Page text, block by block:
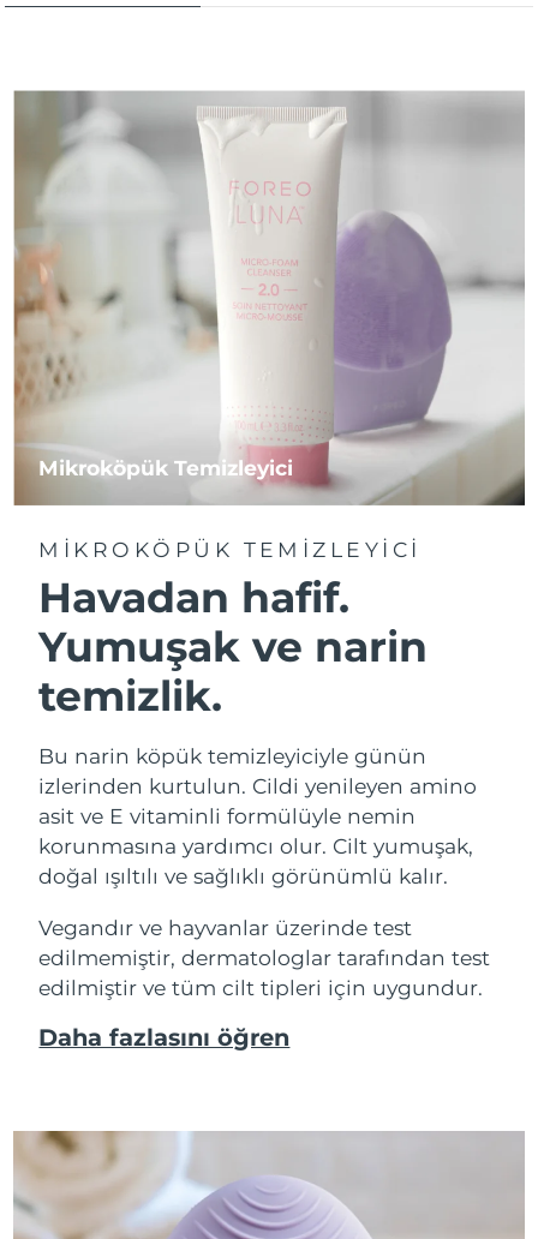
Mikroköpük Temizleyici
MIKROKÖPÜK TEMIZLEYICI
Havadan hafif.
Yumuşak ve narin
temizlik.
Bu narin köpük temizleyiciyle günün
izlerinden kurtulun. Cildi yenileyen amino
asit ve E vitaminli formülüyle nemin
korunmasına yardımcı olur. Cilt yumuşak,
doğal ışıltılı ve sağlıklı görünümlü kalır.
Vegandır ve hayvanlar üzerinde test
edilmemiştir, dermatologlar tarafından test
edilmiştir ve tüm cilt tipleri için uygundur.
Daha fazlasını öğren